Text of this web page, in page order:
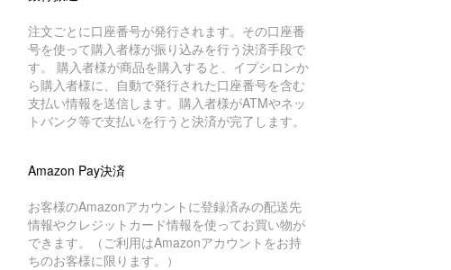
注文ごとに口座番号が発行されます。その口座番
号を使って購入者様が振り込みを行う決済手段で
す。 購入者様が商品を購入すると、イプシロンか
ら購入者様に、自動で発行された口座番号を含む
支払い情報を送信します。購入者様がATMやネッ
トバンク等で支払いを行うと決済が完了します。
Amazon Pay決済
お客様のAmazonアカウントに登録済みの配送先
情報やクレジットカード情報を使ってお買い物が
できます。（ご利用はAmazonアカウントをお持
ちのお客様に限ります。）